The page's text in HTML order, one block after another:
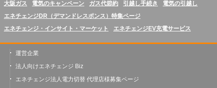
大阪ガス
電気のキャンペーン ガス代節約 引越し手続き
電気の引越し
エネチェンジDR（デマンドレスポンス）特集ページ
エネチェンジ・インサイト・マーケット
エネチェンジEV充電サービス
運営企業
法人向けエネチェンジ Biz
エネチェンジ法人電力切替 代理店様募集ページ